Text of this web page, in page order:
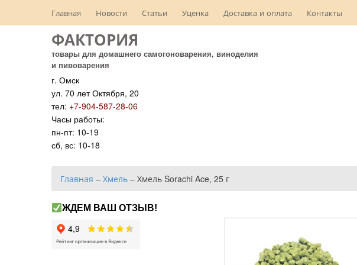
Главная Новости Статьи Уценка Доставка и оплата Контакты
ФАКТОРИЯ
товары для домашнего самогоноварения, виноделия
и пивоварения
г. Омск
ул. 70 лет Октября, 20
тел: +7-904-587-28-06
Часы работы:
пн-пт: 10-19
сб, вс: 10-18
Главная – Хмель – Хмель Sorachi Ace, 25 г
ЖДЕМ ВАШ ОТЗЫВ!